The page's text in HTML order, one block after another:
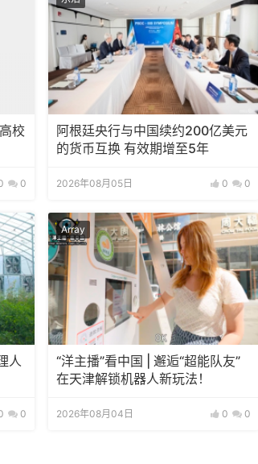
校
0
阿根廷央行与中国续约200亿美元
的货币互换 有效期增至5年
2026年08月05日 0 0
人
0
Array
“洋主播”看中国 | 邂逅“超能队友”
在天津解锁机器人新玩法！
2026年08月04日 0 0